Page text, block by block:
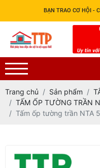
BẠN TRAO CƠ HỘI -
Trang chủ Sản phẩm
TẤM ỐP TƯỜNG TRẦN
Tấm ốp tường trần NTA